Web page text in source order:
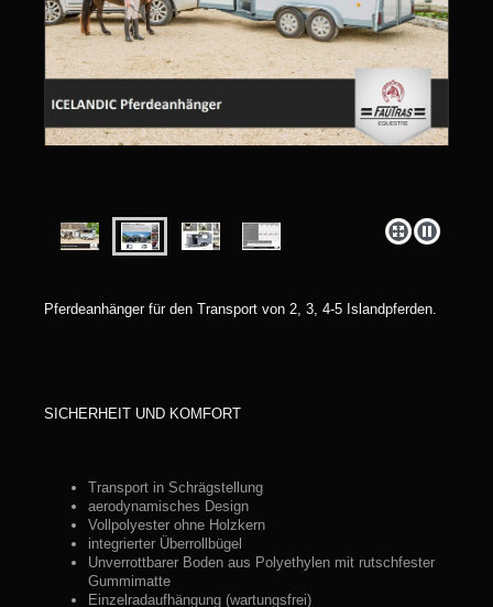
Pferdeanhänger für den Transport von 2, 3, 4-5 Islandpferden.
SICHERHEIT UND KOMFORT
Transport in Schrägstellung
aerodynamisches Design
Vollpolyester ohne Holzkern
integrierter Überrollbügel
Unverrottbarer Boden aus Polyethylen mit rutschfester
Gummimatte
Einzelradaufhängung (wartungsfrei)